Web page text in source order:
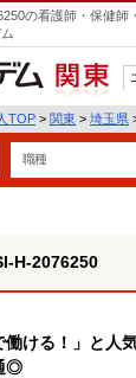
の看護師・保健
関東
TOP > 関東 > 埼玉県
職種
H-2076250
働ける！」と
◎